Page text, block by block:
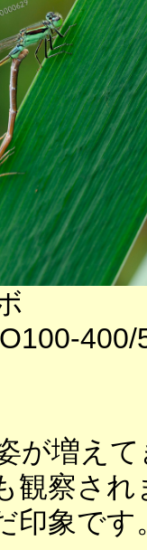
400/
が増え
観察され
印象です